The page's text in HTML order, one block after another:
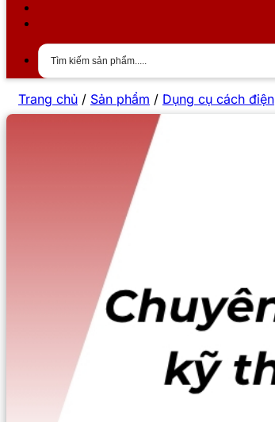
Trang chủ / Sản phẩm / Dụng cụ cách điện